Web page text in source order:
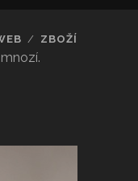
ZBOŽÍ